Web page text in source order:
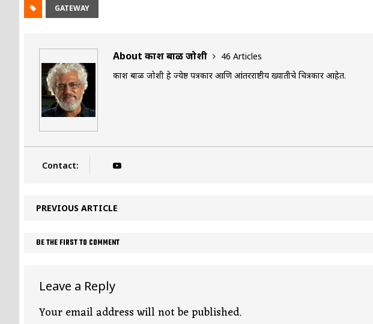
GATEWAY
About प्रकाश बाळ जोशी
46 Articles
प्रकाश बाळ जोशी हे ज्येष्ठ पत्रकार आणि आंतरराष्टीय ख्यातीचे चित्रकार आहेत.
Contact:
PREVIOUS ARTICLE
BE THE FIRST TO COMMENT
Leave a Reply
Your email address will not be published.